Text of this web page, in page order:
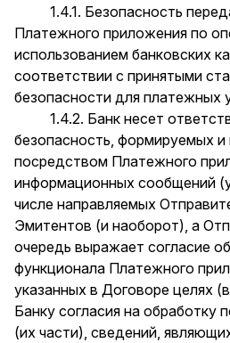
1.4.1. Безопасность
Платежного приложения по
использованием банковских
соответствии с принятыми
безопасности для платежных
1.4.2. Банк несет
безопасность, формируемых
посредством Платежного
информационных сообщений
числе направляемых
Эмитентов (и наоборот), а
очередь выражает согласие
функционала Платежного
указанных в Договоре целях
Банку согласия на обработку
(их части), сведений,